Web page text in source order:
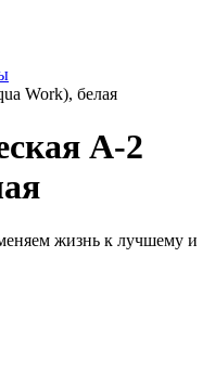
Work), белая
А-2
жизнь к лучшему и